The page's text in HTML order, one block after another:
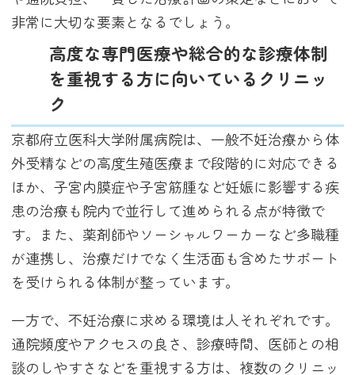
非常に大切な要素となるでしょう。
高度な専門医療や総合的な診療体制
を重視する方に向いているクリニッ
ク
京都府立医科大学附属病院は、一般不妊治療から体
外受精などの高度生殖医療まで段階的に対応できる
ほか、子宮内膜症や子宮筋腫など妊娠に影響する疾
患の治療も院内で並行して進められる点が特徴で
す。また、薬剤師やソーシャルワーカーなど多職種
が連携し、治療だけでなく生活面も含めたサポート
を受けられる体制が整っています。
一方で、不妊治療に求める環境は人それぞれです。
通院頻度やアクセスの良さ、診療時間、医師との相
談のしやすさなどを重視する方は、複数のクリニッ